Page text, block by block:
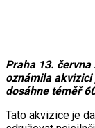
Praha 13.
oznámila
dosáhne téměř
Tato akvizice je